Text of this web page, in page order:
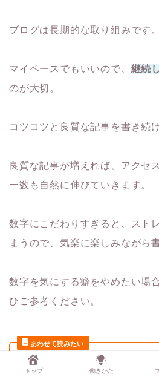
ブログは長期的な取り組みです。
マイペースでもいいので、 継続
のが大切。
コツコツと良質な記事を書き続
良質な記事が増えれば、アクセ
ー数も自然に伸びていきます。
数字にこだわりすぎると、スト
まうので、気楽に楽しみながら
数字を気にする癖をやめたい場
ひご参考ください。
【圧倒
気にし
トップ 働きかた